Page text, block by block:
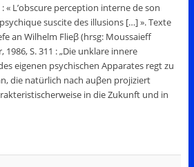
: « L’obscure perception interne de son
suscite des illusions […] ». Texte
an Wilhelm Flieβ (hrsg: Moussaieff
1986, S. 311 : „Die unklare innere
eigenen psychischen Apparates regt zu
die natürlich nach auβen projiziert
in die Zukunft und in